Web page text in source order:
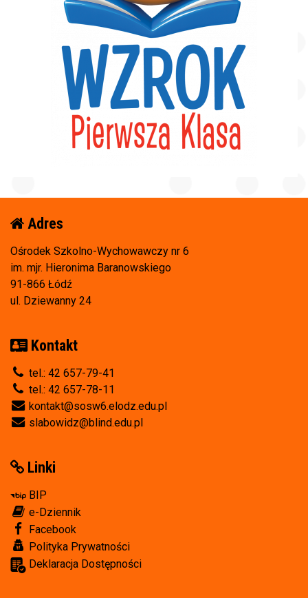
Adres
Ośrodek Szkolno-Wychowawczy nr 6
im. mjr. Hieronima Baranowskiego
91-866 Łódź
ul. Dziewanny 24
Kontakt
tel.: 42 657-79-41
tel.: 42 657-78-11
kontakt@sosw6.elodz.edu.pl
slabowidz@blind.edu.pl
Linki
BIP
e-Dziennik
Facebook
Polityka Prywatności
Deklaracja Dostępności